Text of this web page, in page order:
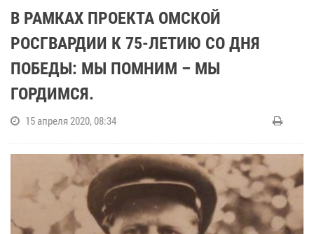
В РАМКАХ ПРОЕКТА ОМСКОЙ
РОСГВАРДИИ К 75-ЛЕТИЮ СО ДНЯ
ПОБЕДЫ: МЫ ПОМНИМ – МЫ
ГОРДИМСЯ.
15 апреля 2020, 08:34